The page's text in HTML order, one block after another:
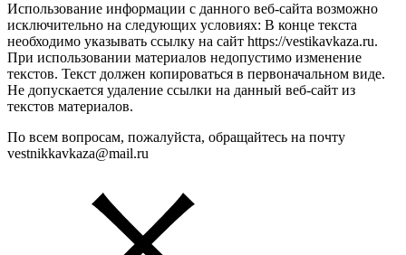
Использование информации с данного веб-сайта возможно
исключительно на следующих условиях: В конце текста
необходимо указывать ссылку на сайт https://vestikavkaza.ru.
При использовании материалов недопустимо изменение
текстов. Текст должен копироваться в первоначальном виде.
Не допускается удаление ссылки на данный веб-сайт из
текстов материалов.
По всем вопросам, пожалуйста, обращайтесь на почту
vestnikkavkaza@mail.ru